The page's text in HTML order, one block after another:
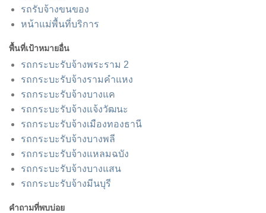
รถรับจ้างขนของ
หน้าแม่พื้นที่บริการ
พื้นที่เป้าหมายอื่น
รถกระบะรับจ้างพระราม 2
รถกระบะรับจ้างรามคำแหง
รถกระบะรับจ้างบางแค
รถกระบะรับจ้างแจ้งวัฒนะ
รถกระบะรับจ้างเมืองทองธานี
รถกระบะรับจ้างบางพลี
รถกระบะรับจ้างแหลมฉบัง
รถกระบะรับจ้างบางแสน
รถกระบะรับจ้างมีนบุรี
คำถามที่พบบ่อย